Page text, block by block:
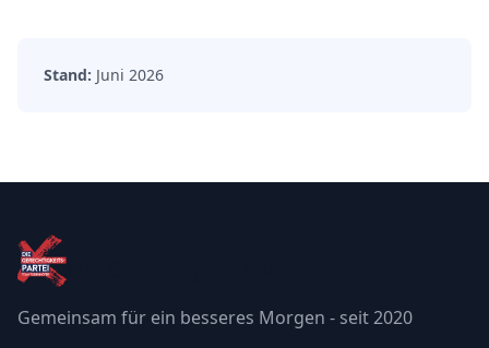
Stand: Juni 2026
Gemeinsam für ein besseres Morgen - seit 2020